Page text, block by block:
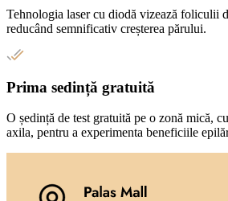
Tehnologia laser cu diodă vizează foliculii
reducând semnificativ creșterea părului.
Prima sedință gratuită
O ședință de test gratuită pe o zonă mică,
axila, pentru a experimenta beneficiile